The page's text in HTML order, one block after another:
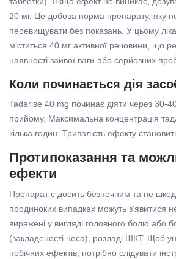
20 мг. Це добова норма препарату, яку
перевищувати без показань. У цьому
міститься 40 мг активної речовини, що
наявності зайвої ваги або серйозних
Коли починається дія
Tadarise 40 mg починає діяти через 30-
прийому. Максимальна концентрація
кілька годин. Тривалість ефекту
Протипоказання та
ефекти
Препарат є досить безпечним та не
поодиноких випадках можуть з'явитися
виражені у вигляді головного болю або
(закладеності носа), розладі ШКТ. Щоб
побічних ефектів, потрібно слідувати